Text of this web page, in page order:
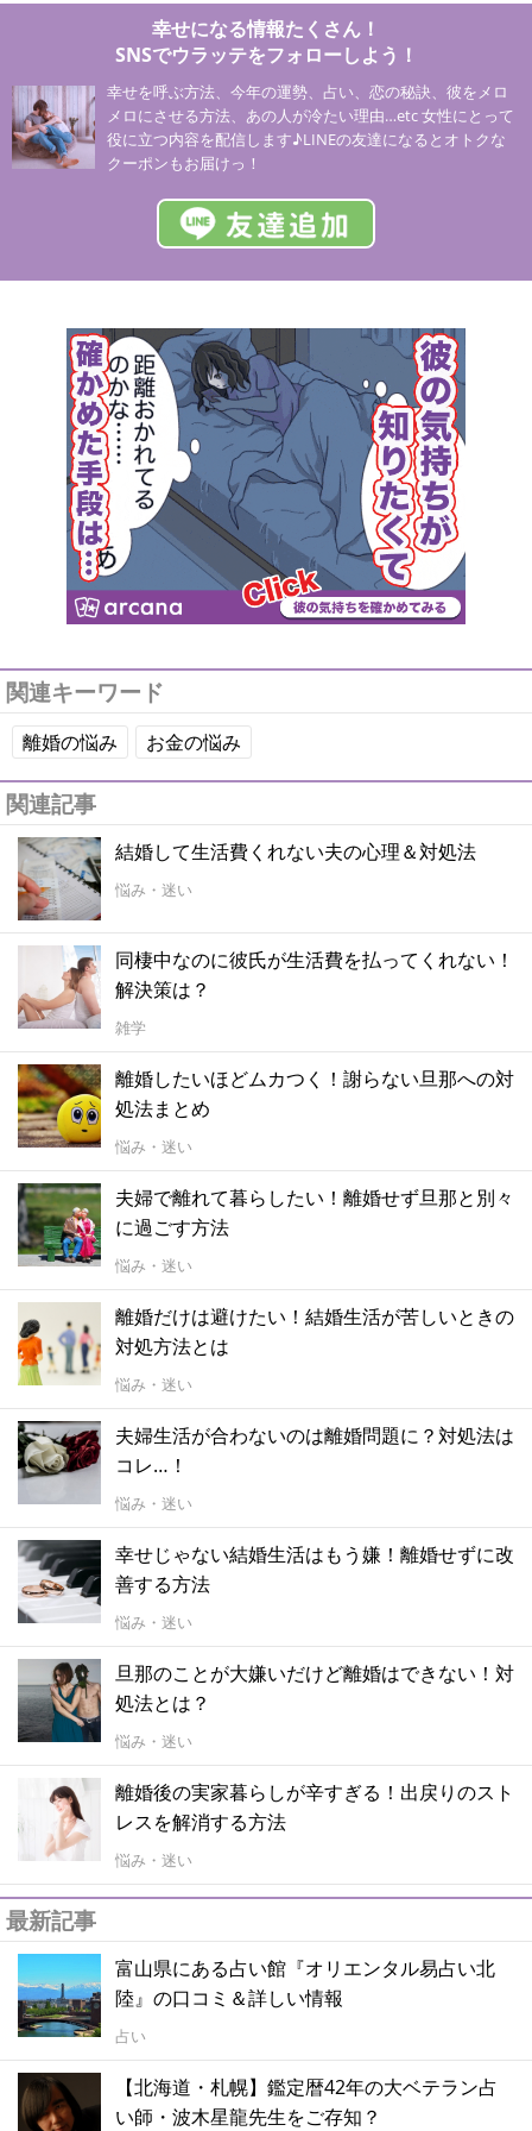
幸せになる情報たくさん！
SNSでウラッテをフォローしよう！
幸せを呼ぶ方法、今年の運勢、占い、恋の秘訣、彼をメロ
メロにさせる方法、あの人が冷たい理由…etc 女性にとって
役に立つ内容を配信します♪LINEの友達になるとオトクな
クーポンもお届けっ！
関連キーワード
離婚の悩み お金の悩み
関連記事
結婚して生活費くれない夫の心理＆対処法
悩み・迷い
同棲中なのに彼氏が生活費を払ってくれない！
解決策は？
雑学
離婚したいほどムカつく！謝らない旦那への対
処法まとめ
悩み・迷い
夫婦で離れて暮らしたい！離婚せず旦那と別々
に過ごす方法
悩み・迷い
離婚だけは避けたい！結婚生活が苦しいときの
対処方法とは
悩み・迷い
夫婦生活が合わないのは離婚問題に？対処法は
コレ…！
悩み・迷い
幸せじゃない結婚生活はもう嫌！離婚せずに改
善する方法
悩み・迷い
旦那のことが大嫌いだけど離婚はできない！対
処法とは？
悩み・迷い
離婚後の実家暮らしが辛すぎる！出戻りのスト
レスを解消する方法
悩み・迷い
最新記事
富山県にある占い館『オリエンタル易占い北
陸』の口コミ＆詳しい情報
占い
【北海道・札幌】鑑定暦42年の大ベテラン占
い師・波木星龍先生をご存知？